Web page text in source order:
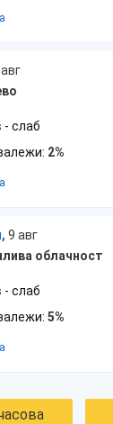
- слаб
2%
9 авг
облачност
- слаб
5%